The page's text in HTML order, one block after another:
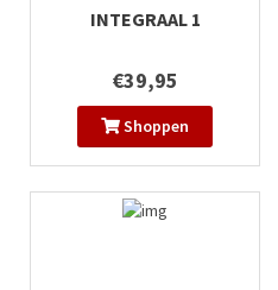
INTEGRAAL 1
€39,95
Shoppen